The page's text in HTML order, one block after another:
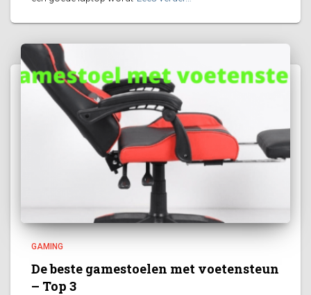
GAMING
De beste gamestoelen met voetensteun
– Top 3